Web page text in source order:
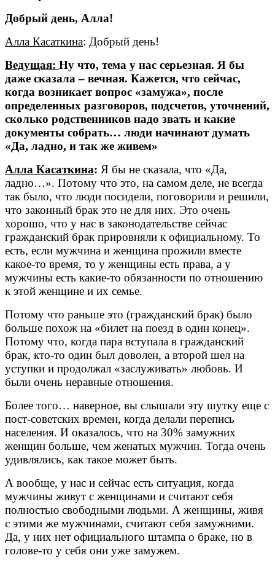
Добрый день, Алла!
Алла Касаткина: Добрый день!
Ведущая: Ну что, тема у нас серьезная. Я бы
даже сказала – вечная. Кажется, что сейчас,
когда возникает вопрос «замужа», после
определенных разговоров, подсчетов, уточнений,
сколько родственников надо звать и какие
документы собрать… люди начинают думать
«Да, ладно, и так же живем»
Алла Касаткина: Я бы не сказала, что «Да,
ладно…». Потому что это, на самом деле, не всегда
так было, что люди посидели, поговорили и решили,
что законный брак это не для них. Это очень
хорошо, что у нас в законодательстве сейчас
гражданский брак прировняли к официальному. То
есть, если мужчина и женщина прожили вместе
какое-то время, то у женщины есть права, а у
мужчины есть какие-то обязанности по отношению
к этой женщине и их семье.
Потому что раньше это (гражданский брак) было
больше похож на «билет на поезд в один конец».
Потому что, когда пара вступала в гражданский
брак, кто-то один был доволен, а второй шел на
уступки и продолжал «заслуживать» любовь. И
были очень неравные отношения.
Более того… наверное, вы слышали эту шутку еще с
пост-советских времен, когда делали перепись
населения. И оказалось, что на 30% замужних
женщин больше, чем женатых мужчин. Тогда очень
удивлялись, как такое может быть.
А вообще, у нас и сейчас есть ситуация, когда
мужчины живут с женщинами и считают себя
полностью свободными людьми. А женщины, живя
с этими же мужчинами, считают себя замужними.
Да, у них нет официального штампа о браке, но в
голове-то у себя они уже замужем.